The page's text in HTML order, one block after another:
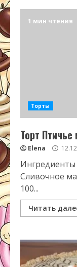
1 мин чтения
Торты
Торт
Elena
Ингредиенты
Сливочное
100...
Читать